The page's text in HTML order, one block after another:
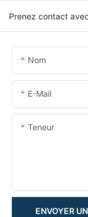
Prenez contact
Nom
E-Mail
Teneur
ENVOYER